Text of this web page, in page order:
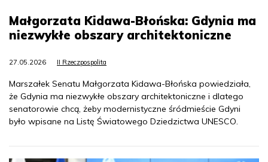
Małgorzata Kidawa-Błońska: Gdynia ma
niezwykłe obszary architektoniczne
27.05.2026 II Rzeczpospolita
Marszałek Senatu Małgorzata Kidawa-Błońska powiedziała,
że Gdynia ma niezwykłe obszary architektoniczne i dlatego
senatorowie chcą, żeby modernistyczne śródmieście Gdyni
było wpisane na Listę Światowego Dziedzictwa UNESCO.